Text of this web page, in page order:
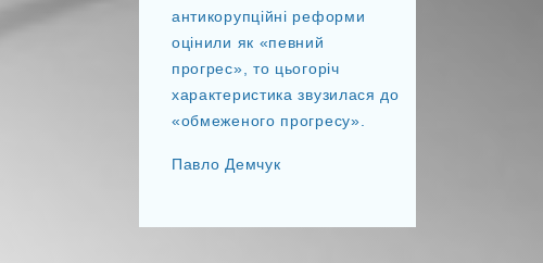
антикорупційні реформи
оцінили як «певний
прогрес», то цьогоріч
характеристика звузилася до
«обмеженого прогресу».
Павло Демчук